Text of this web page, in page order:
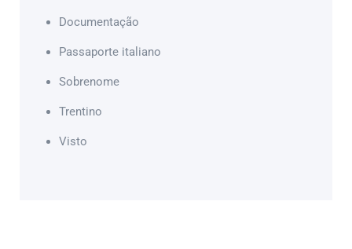
Documentação
Passaporte italiano
Sobrenome
Trentino
Visto